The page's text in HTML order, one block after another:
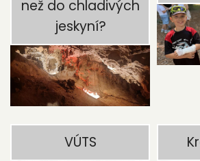
než do chladivých
jeskyní?
VÚTS